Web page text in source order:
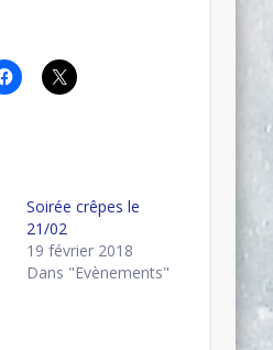
Soirée crêpes le
21/02
19 février 2018
Dans "Evènements"